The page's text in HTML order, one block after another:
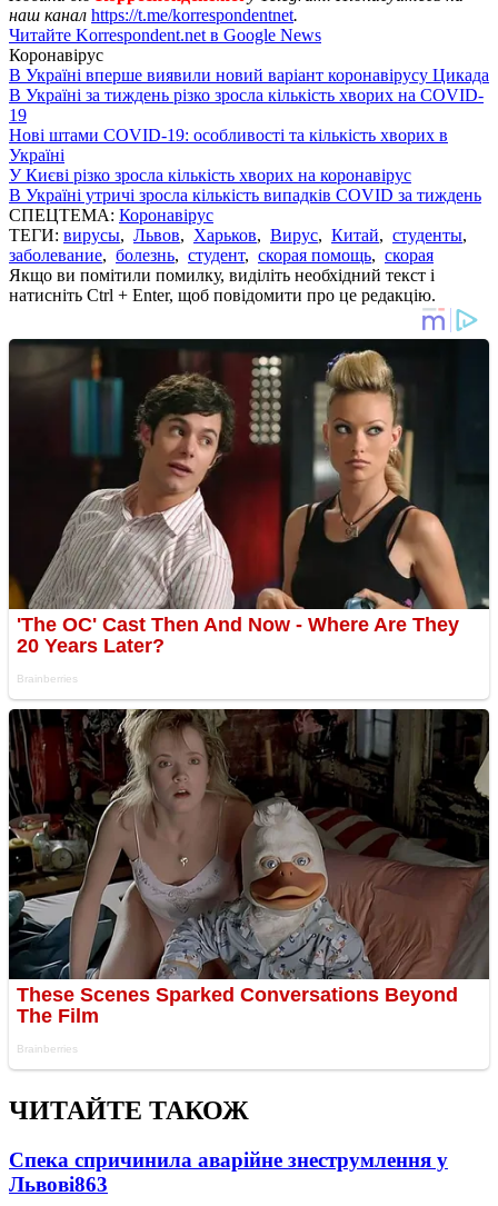
наш канал https://t.me/korrespondentnet.
Читайте Korrespondent.net в Google News
Коронавірус
В Україні вперше виявили новий варіант коронавірусу Цикада
В Україні за тиждень різко зросла кількість хворих на COVID-
19
Нові штами COVID-19: особливості та кількість хворих в
Україні
У Києві різко зросла кількість хворих на коронавірус
В Україні утричі зросла кількість випадків COVID за тиждень
СПЕЦТЕМА: Коронавірус
ТЕГИ: вирусы, Львов, Харьков, Вирус, Китай, студенты,
заболевание, болезнь, студент, скорая помощь, скорая
Якщо ви помітили помилку, виділіть необхідний текст і
натисніть Ctrl + Enter, щоб повідомити про це редакцію.
ЧИТАЙТЕ ТАКОЖ
Спека спричинила аварійне знеструмлення у
Львові863